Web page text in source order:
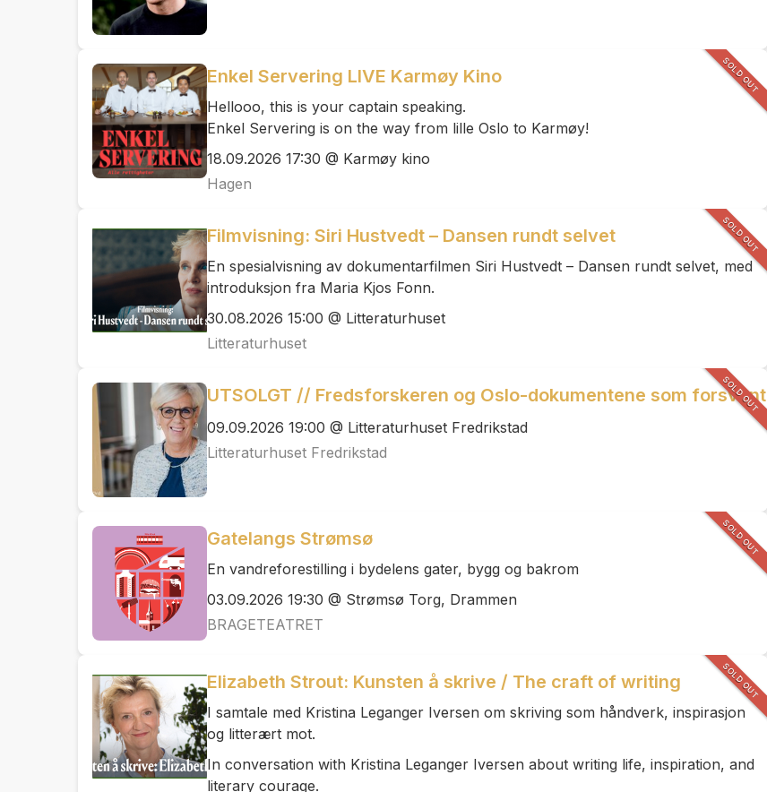
Enkel Servering LIVE Karmøy Kino
Hellooo, this is your captain speaking.
Enkel Servering is on the way from lille Oslo to Karmøy!
18.09.2026 17:30 @ Karmøy kino
Hagen
SOLD OUT
Filmvisning: Siri Hustvedt – Dansen rundt selvet
En spesialvisning av dokumentarfilmen Siri Hustvedt – Dansen rundt selvet, med
introduksjon fra Maria Kjos Fonn.
30.08.2026 15:00 @ Litteraturhuset
Litteraturhuset
SOLD OUT
UTSOLGT // Fredsforskeren og Oslo-dokumentene som forsvant
09.09.2026 19:00 @ Litteraturhuset Fredrikstad
Litteraturhuset Fredrikstad
SOLD OUT
Gatelangs Strømsø
En vandreforestilling i bydelens gater, bygg og bakrom
03.09.2026 19:30 @ Strømsø Torg, Drammen
BRAGETEATRET
SOLD OUT
Elizabeth Strout: Kunsten å skrive / The craft of writing
I samtale med Kristina Leganger Iversen om skriving som håndverk, inspirasjon
og litterært mot.
In conversation with Kristina Leganger Iversen about writing life, inspiration, and
literary courage.
SOLD OUT